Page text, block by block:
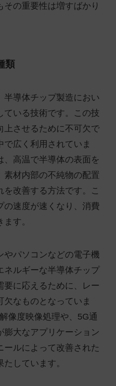
の重要性は増すばかり
類
半導体チップ製造におい
ている技術です。この技
上させるために不可欠で
広く利用されていま
、高温で半導体の表面を
素材内部の不純物の配置
改善する方法です。こ
の速度が速くなり、消費
す。
やパソコンなどの電子機
ネルギーな半導体チップ
要に応えるために、レー
なものとなっていま
像度映像処理や、5G通
膨大なアプリケーション
ールによって改善された
しています。